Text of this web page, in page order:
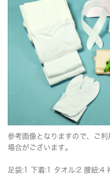
参考画像となりますので、ご
場合がございます。
足袋:1 下着:1 タオル:2 腰紐:4